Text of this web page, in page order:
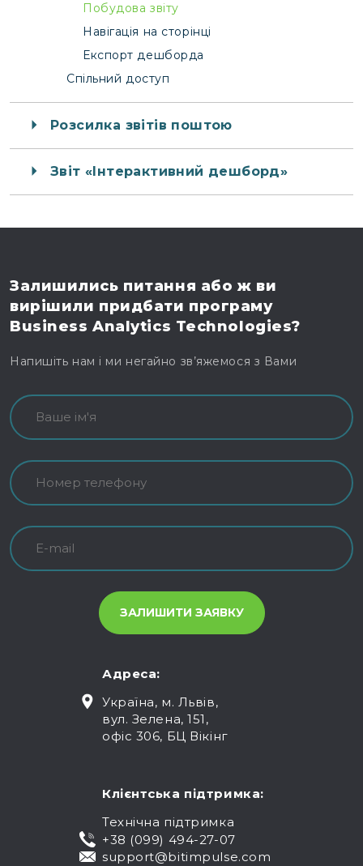
Побудова звіту
Навігація на сторінці
Експорт дешборда
Спільний доступ
Розсилка звітів поштою
Звіт «Інтерактивний дешборд»
Залишились питання або ж ви
вирішили придбати програму
Business Analytics Technologies?
Напишіть нам і ми негайно зв’яжемося з Вами
Адреса:
Україна, м. Львів,
вул. Зелена, 151,
офіс 306, БЦ Вікінг
Клієнтська підтримка:
Технічна підтримка
+38 (099) 494-27-07
support@bitimpulse.com